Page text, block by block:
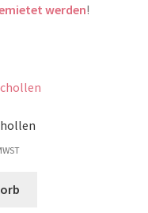
werden!